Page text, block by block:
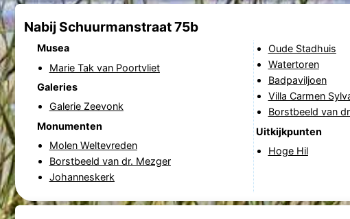
Nabij Schuurmanstraat 75b
Musea
Marie Tak van Poortvliet
Galeries
Galerie Zeevonk
Monumenten
Molen Weltevreden
Borstbeeld van dr. Mezger
Johanneskerk
Oude Stadhuis
Watertoren
Badpaviljoen
Villa Carmen
Borstbeeld van
Uitkijkpunten
Hoge Hil